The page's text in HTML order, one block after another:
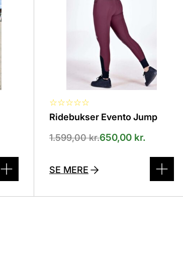
☆☆☆☆☆
Ridebukser Evento Jump
1.599,00kr.650,00 kr.
SE MERE